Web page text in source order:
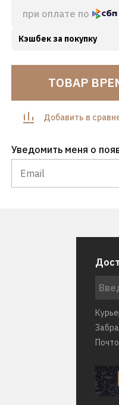
при оплате по
Кэшбек за покупку
ТОВАР
Добавить в
Уведомить меня о